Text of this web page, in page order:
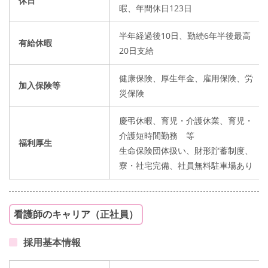
暇、年間休日123日
有給休暇
半年経過後10日、勤続6年半後最高
20日支給
加入保険等
健康保険、厚生年金、雇用保険、労
災保険
福利厚生
慶弔休暇、育児・介護休業、育児・
介護短時間勤務 等
生命保険団体扱い、財形貯蓄制度、
寮・社宅完備、社員無料駐車場あり
看護師のキャリア（正社員）
採用基本情報